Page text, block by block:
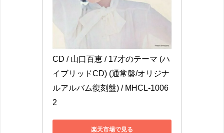
CD / 山口百恵 / 17才のテーマ (ハ
イブリッドCD) (通常盤/オリジナ
ルアルバム復刻盤) / MHCL-1006
2
楽天市場で見る